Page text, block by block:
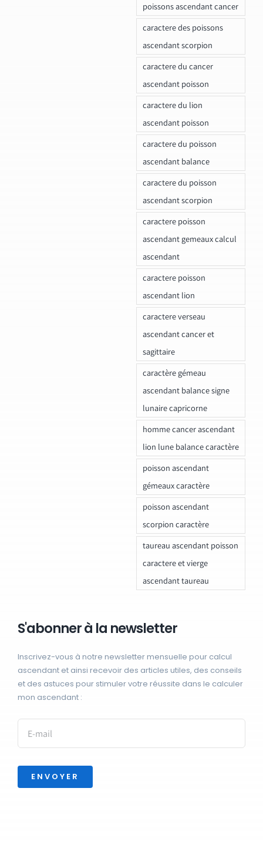
poissons ascendant cancer
caractere des poissons
ascendant scorpion
caractere du cancer
ascendant poisson
caractere du lion
ascendant poisson
caractere du poisson
ascendant balance
caractere du poisson
ascendant scorpion
caractere poisson
ascendant gemeaux calcul
ascendant
caractere poisson
ascendant lion
caractere verseau
ascendant cancer et
sagittaire
caractère gémeau
ascendant balance signe
lunaire capricorne
homme cancer ascendant
lion lune balance caractère
poisson ascendant
gémeaux caractère
poisson ascendant
scorpion caractère
taureau ascendant poisson
caractere et vierge
ascendant taureau
S'abonner à la newsletter
Inscrivez-vous à notre newsletter mensuelle pour calcul
ascendant et ainsi recevoir des articles utiles, des conseils
et des astuces pour stimuler votre réussite dans le calculer
mon ascendant :
ENVOYER